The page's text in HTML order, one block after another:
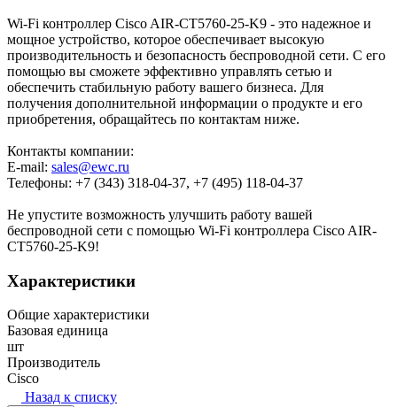
Wi-Fi контроллер Cisco AIR-CT5760-25-K9 - это надежное и
мощное устройство, которое обеспечивает высокую
производительность и безопасность беспроводной сети. С его
помощью вы сможете эффективно управлять сетью и
обеспечить стабильную работу вашего бизнеса. Для
получения дополнительной информации о продукте и его
приобретения, обращайтесь по контактам ниже.
Контакты компании:
E-mail: sales@ewc.ru
Телефоны: +7 (343) 318-04-37, +7 (495) 118-04-37
Не упустите возможность улучшить работу вашей
беспроводной сети с помощью Wi-Fi контроллера Cisco AIR-
CT5760-25-K9!
Характеристики
Общие характеристики
Базовая единица
шт
Производитель
Cisco
Назад к списку